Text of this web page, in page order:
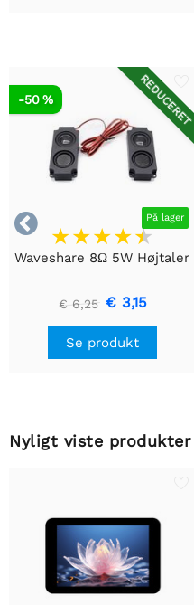

REDUCERET
På lager
-50 %
Waveshare 8Ω 5W Højtaler
€ 6,25 € 3,15
Se produkt
Nyligt viste produkter